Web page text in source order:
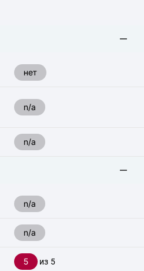
нет
n/a
n/a
n/a
n/a
5 из 5